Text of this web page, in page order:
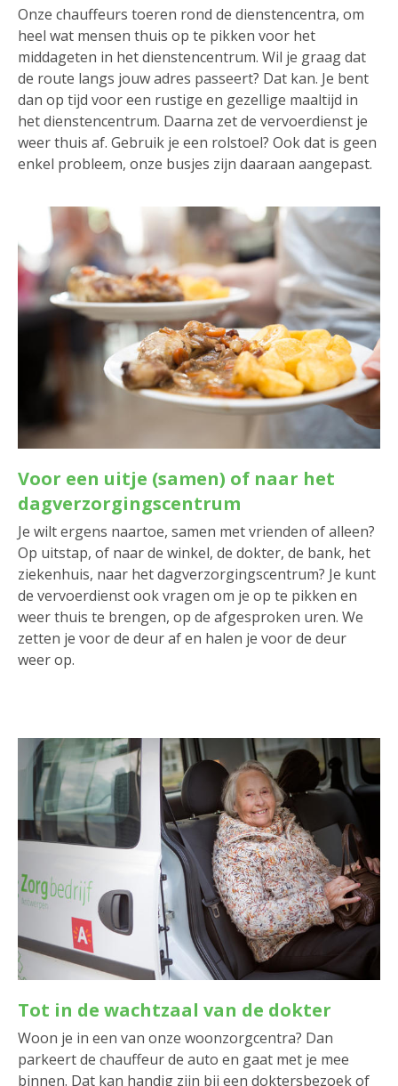
Onze chauffeurs toeren rond de dienstencentra, om
heel wat mensen thuis op te pikken voor het
middageten in het dienstencentrum. Wil je graag dat
de route langs jouw adres passeert? Dat kan. Je bent
dan op tijd voor een rustige en gezellige maaltijd in
het dienstencentrum. Daarna zet de vervoerdienst je
weer thuis af. Gebruik je een rolstoel? Ook dat is geen
enkel probleem, onze busjes zijn daaraan aangepast.
Voor een uitje (samen) of naar het
dagverzorgingscentrum
Je wilt ergens naartoe, samen met vrienden of alleen?
Op uitstap, of naar de winkel, de dokter, de bank, het
ziekenhuis, naar het dagverzorgingscentrum? Je kunt
de vervoerdienst ook vragen om je op te pikken en
weer thuis te brengen, op de afgesproken uren. We
zetten je voor de deur af en halen je voor de deur
weer op.
Tot in de wachtzaal van de dokter
Woon je in een van onze woonzorgcentra? Dan
parkeert de chauffeur de auto en gaat met je mee
binnen. Dat kan handig zijn bij een doktersbezoek of